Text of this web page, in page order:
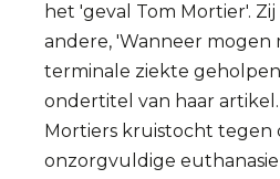
het 'geval Tom Mortier'.
andere, 'Wanneer mogen
terminale ziekte
ondertitel van haar
Mortiers kruistocht tegen
onzorgvuldige